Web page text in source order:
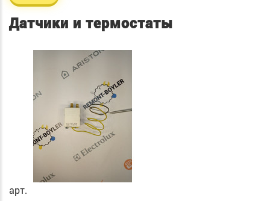
Датчики и термостаты
арт.